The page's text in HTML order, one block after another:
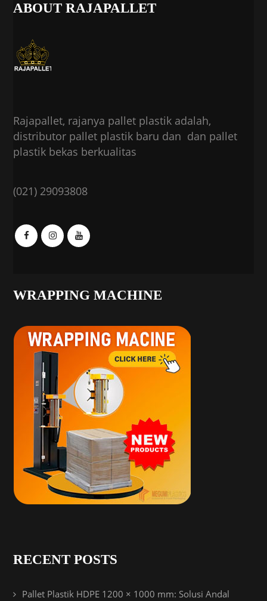
ABOUT RAJAPALLET
Rajapallet, rajanya pallet plastik adalah,
distributor pallet plastik baru dan dan pallet
plastik bekas berkualitas
(021) 29093808
WRAPPING MACHINE
RECENT POSTS
Pallet Plastik HDPE 1200 × 1000 mm: Solusi Andal